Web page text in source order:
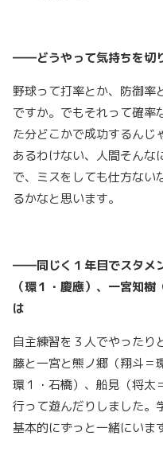
――どうやって気持ちを切
野球って打率とか、防御率
ですか。でもそれって確率
た分どこかで成功するんじ
あるわけない、人間そんな
で、ミスをしても仕方ない
るかなと思います。
――同じく１年目でスタメ
（環１・慶應）、一宮知
は
自主練習を３人でやったり
藤と一宮と熊ノ郷（翔斗＝
環１・石橋）、船見（将太
行って遊んだりしました。
基本的にずっと一緒にいま